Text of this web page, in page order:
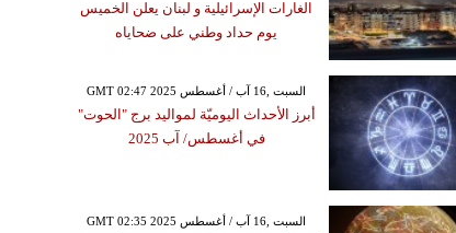
الغارات الإسرائيلية و لبنان يعلن الخميس
يوم حداد وطني على ضحاياه
GMT 02:47 2025 السبت ,16 آب / أغسطس
أبرز الأحداث اليوميّة لمواليد برج "الحوت"
في أغسطس/ آب 2025
GMT 02:35 2025 السبت ,16 آب / أغسطس